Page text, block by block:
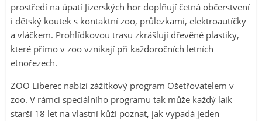
prostředí na úpatí Jizerských hor doplňují četná občerstvení
i dětský koutek s kontaktní zoo, průlezkami, elektroautíčky
a vláčkem. Prohlídkovou trasu zkrášlují dřevěné plastiky,
které přímo v zoo vznikají při každoročních letních
etnořezech.
ZOO Liberec nabízí zážitkový program Ošetřovatelem v
zoo. V rámci speciálního programu tak může každý laik
starší 18 let na vlastní kůži poznat, jak vypadá jeden